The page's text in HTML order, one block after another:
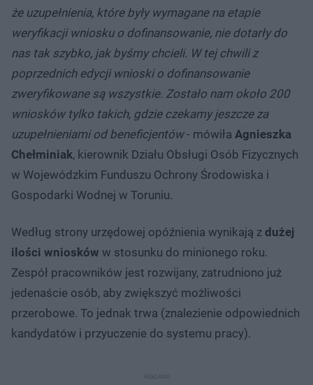
że uzupełnienia, które były wymagane na etapie
weryfikacji wniosku o dofinansowanie, nie dotarły do
nas tak szybko, jak byśmy chcieli. W tej chwili z
poprzednich edycji wnioski o dofinansowanie
zweryfikowane są wszystkie. Zostało nam około 200
wniosków tylko takich, gdzie czekamy jeszcze za
uzupełnieniami od beneficjentów- mówiła Agnieszka
Chełminiak, kierownik Działu Obsługi Osób Fizycznych
w Wojewódzkim Funduszu Ochrony Środowiska i
Gospodarki Wodnej w Toruniu.
Według strony urzędowej opóźnienia wynikają z dużej
ilości wniosków w stosunku do minionego roku.
Zespół pracowników jest rozwijany, zatrudniono już
jedenaście osób, aby zwiększyć możliwości
przerobowe. To jednak trwa (znalezienie odpowiednich
kandydatów i przyuczenie do systemu pracy).